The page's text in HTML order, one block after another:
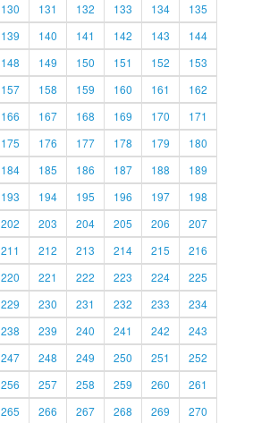
130 131 132 133 134
135
139 140 141 142 143
144
148 149 150 151 152
153
157 158 159 160 161
162
166 167 168 169 170
171
175 176 177 178 179
180
184 185 186 187 188
189
193 194 195 196 197
198
202 203 204 205 206
207
211 212 213 214 215
216
220 221 222 223 224
225
229 230 231 232 233
234
238 239 240 241 242
243
247 248 249 250 251
252
256 257 258 259 260
261
265 266 267 268 269 270